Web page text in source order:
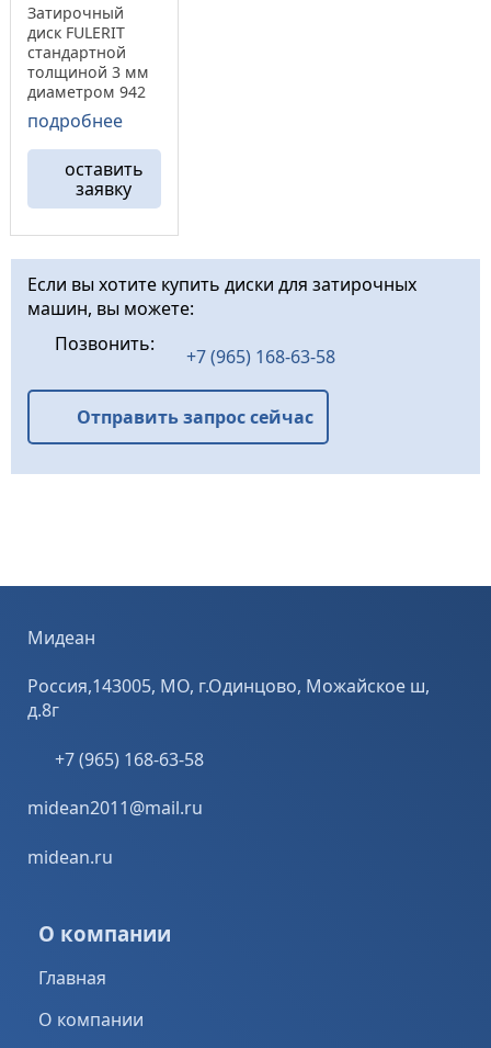
Затирочный
диск FULERIT
стандартной
толщиной 3 мм
диаметром 942
мм ( 36″)
устанавливается
на затирочные
машины Allen,
Wacker, Bartell,
Whitmeman,
Coopter, Kreber и
качеству
изготовления,
диск FULERIT
...
подробнее
оставить
заявку
Если вы хотите купить диски для затирочных
машин, вы можете:
Позвонить:
+7 (965) 168-63-58
Отправить запрос сейчас
Мидеан
Россия,143005, МО, г.Одинцово, Можайское ш,
д.8г
+7 (965) 168-63-58
midean2011@mail.ru
midean.ru
О компании
Главная
О компании